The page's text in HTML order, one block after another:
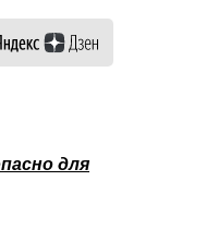
для